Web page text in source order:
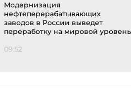
Модернизация
нефтеперерабатывающих
заводов в России выведет
переработку на мировой уровень
09:52